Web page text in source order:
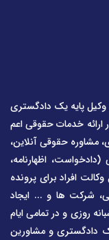
وکیل پایه یک دادگستری
ارائه خدمات حقوقی اعم
حقوقی آنلاین،
اظهارنامه،
افراد برای پرونده
شرکت ها و ... ایجاد
روزی و در تمامی ایام
دادگستری و مشاورین